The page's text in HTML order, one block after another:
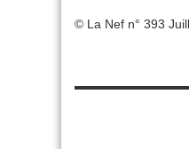
© La Nef n° 393